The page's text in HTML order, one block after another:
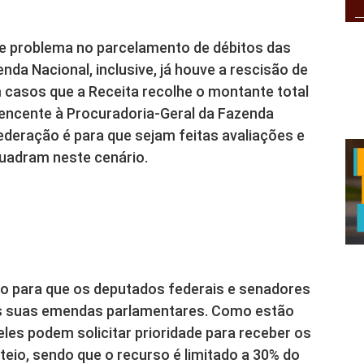
no parcelamento de débitos das
Nacional, inclusive, já houve a rescisão de
que a Receita recolhe o montante total
à Procuradoria-Geral da Fazenda
é para que sejam feitas avaliações e
neste cenário.
para que os deputados federais e senadores
emendas parlamentares. Como estão
podem solicitar prioridade para receber os
sendo que o recurso é limitado a 30% do